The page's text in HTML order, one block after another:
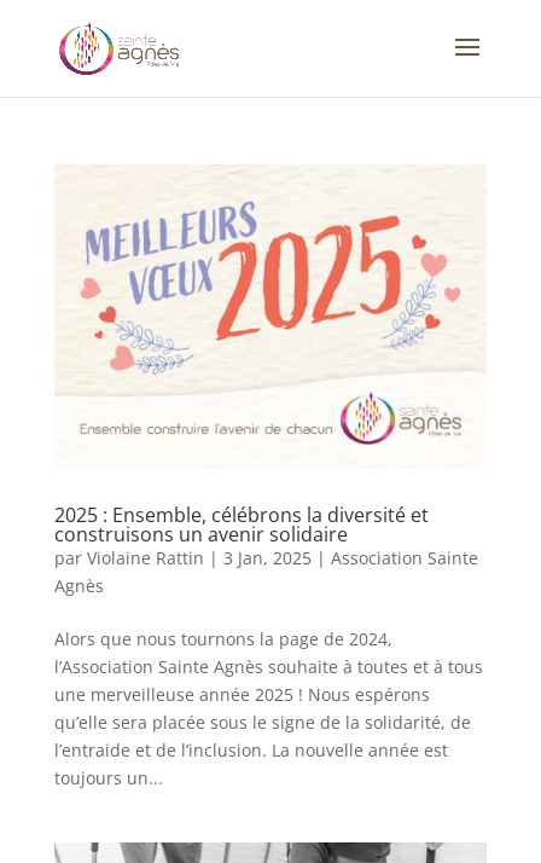
2025 : Ensemble, célébrons la diversité et
construisons un avenir solidaire
par Violaine Rattin | 3 Jan, 2025| Association Sainte
Agnès
Alors que nous tournons la page de 2024,
l’Association Sainte Agnès souhaite à toutes et à tous
une merveilleuse année 2025 ! Nous espérons
qu’elle sera placée sous le signe de la solidarité, de
l’entraide et de l’inclusion. La nouvelle année est
toujours un...